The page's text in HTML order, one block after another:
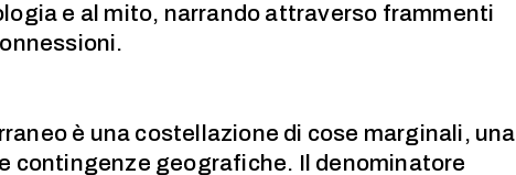
e al mito, narrando attraverso frammenti
è una costellazione di cose marginali, una
contingenze geografiche. Il denominatore